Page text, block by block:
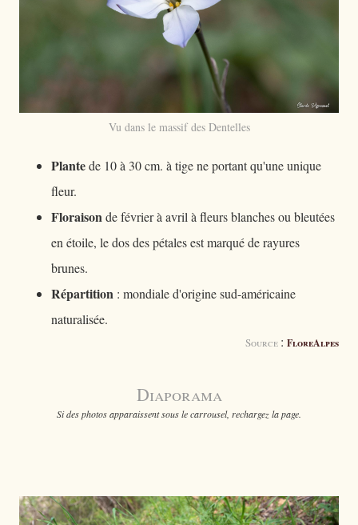
Vu dans le massif des Dentelles
Plantede 10 à 30 cm. à tige ne portant qu'une unique
fleur.
Floraisonde février à avril à fleurs blanches ou bleutées
en étoile, le dos des pétales est marqué de rayures
brunes.
Répartition : mondiale d'origine sud-américaine
naturalisée.
Source : FloreAlpes
Diaporama
Si des photos apparaissent sous le carrousel, rechargez la page.